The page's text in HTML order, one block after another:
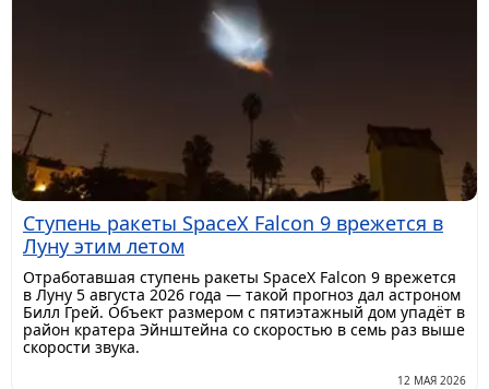
Ступень ракеты SpaceX Falcon 9 врежется в
Луну этим летом
Отработавшая ступень ракеты SpaceX Falcon 9 врежется
в Луну 5 августа 2026 года — такой прогноз дал астроном
Билл Грей. Объект размером с пятиэтажный дом упадёт в
район кратера Эйнштейна со скоростью в семь раз выше
скорости звука.
12 МАЯ 2026